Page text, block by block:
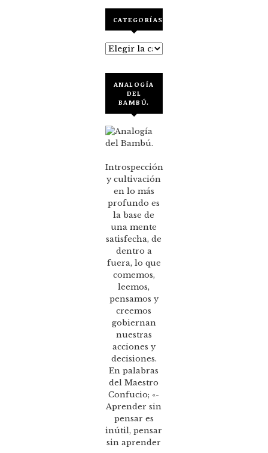
CATEGORÍAS
Categorías
ANALOGÍA
DEL
BAMBÚ.
Introspección
y cultivación
en lo más
profundo es
la base de
una mente
satisfecha, de
dentro a
fuera, lo que
comemos,
leemos,
pensamos y
creemos
gobiernan
nuestras
acciones y
decisiones.
En palabras
del Maestro
Confucio; «-
Aprender sin
pensar es
inútil, pensar
sin aprender